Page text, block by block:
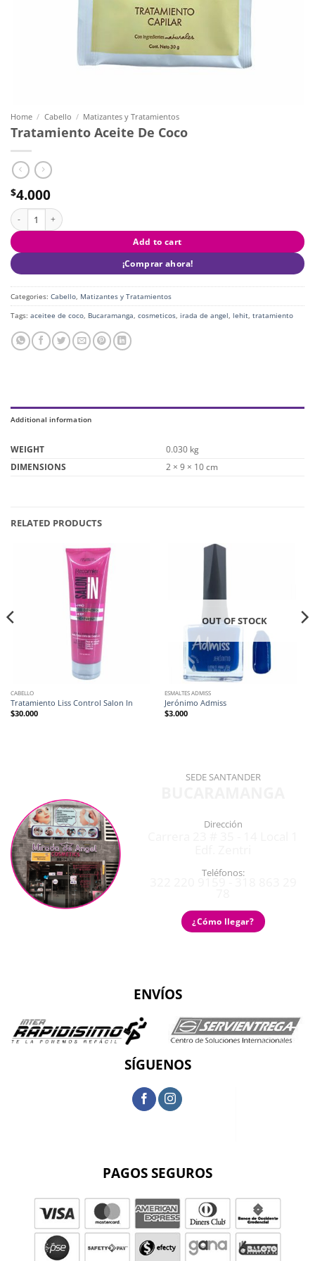
Home / Cabello / Matizantes y Tratamientos
Tratamiento Aceite De Coco
$4.000
Tratamiento Aceite De Coco quantity
Add to cart
¡Comprar ahora!
Categories: Cabello Matizantes y Tratamientos
Tags: aceitee de coco Bucaramanga cosmeticos irada de angel lehit tratamiento
Additional information
WEIGHT
0.030 kg
DIMENSIONS
2 × 9 × 10 cm
RELATED PRODUCTS
CABELLO
Tratamiento Liss Control Salon In
$30.000
OUT OF STOCK
ESMALTES ADMISS
Jerónimo Admiss
$3.000
SEDE SANTANDER
Dirección
Teléfonos:
¿Cómo llegar?
ENVÍOS
SÍGUENOS
PAGOS SEGUROS